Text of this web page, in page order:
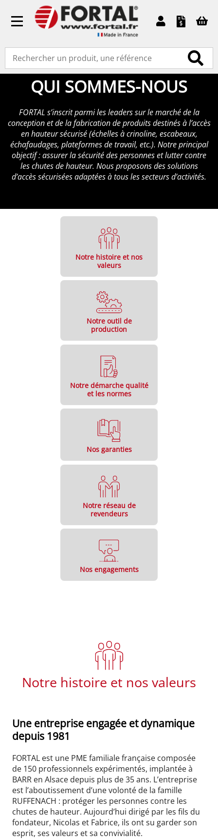
Toggle
Accueil»Qui sommes-nous
QUI SOMMES-NOUS
FORTAL s’inscrit parmi les leaders sur le marché de la
conception et de la fabrication de produits destinés à l’accès
en hauteur sécurisé (échelles à crinoline, escabeaux,
échafaudages, plateformes de travail, etc.). Notre principal
objectif : assurer la sécurité des personnes et lutter contre
les chutes de hauteur. Nous proposons des solutions
d’accès sécurisées adaptées à tous les secteurs d’activités.
Notre histoire et nos
valeurs
Notre outil de
production
Notre démarche qualité
et les normes
Nos garanties
Notre réseau de
revendeurs
Nos engagements
Notre histoire et nos valeurs
Une entreprise engagée et dynamique
depuis 1981
FORTAL est une PME familiale française composée
de 150 professionnels expérimentés, implantée à
BARR en Alsace depuis plus de 35 ans. L’entreprise
est l’aboutissement d’une volonté de la famille
RUFFENACH : protéger les personnes contre les
chutes de hauteur. Aujourd’hui dirigé par les fils du
fondateur, Nicolas et Fabrice, ils ont su garder son
esprit, ses valeurs et sa convivialité.